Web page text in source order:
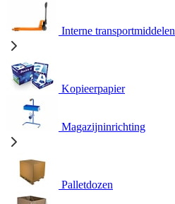
Interne transportmiddelen
Kopieerpapier
Magazijninrichting
Palletdozen